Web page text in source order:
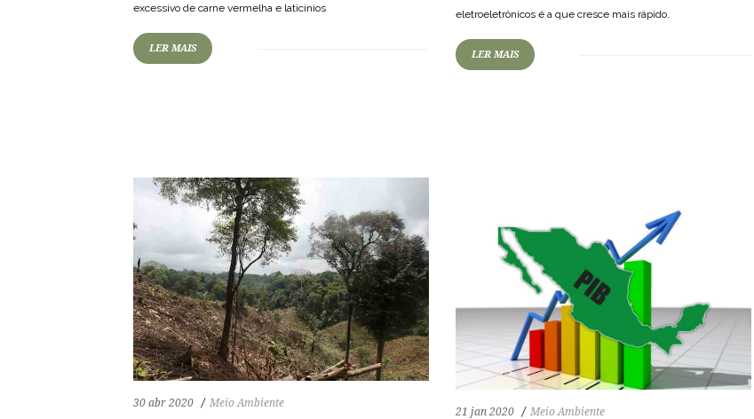
excessivo de carne vermelha e laticínios
LER MAIS
eletroeletrônicos é a que cresce mais rápido.
LER MAIS
30 abr 2020 Meio Ambiente
21 jan 2020 Meio Ambiente